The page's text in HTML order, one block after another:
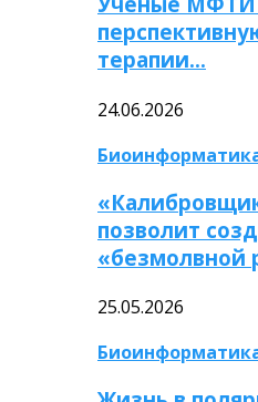
терапии…
24.06.2026
позволит
«безмолвной
25.05.2026